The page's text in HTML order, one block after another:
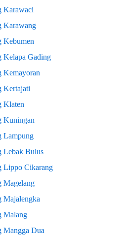
Karawaci
Karawang
Kebumen
Kelapa Gading
Kemayoran
Kertajati
Klaten
Kuningan
Lampung
Lebak Bulus
Lippo Cikarang
Magelang
Majalengka
Malang
Mangga Dua